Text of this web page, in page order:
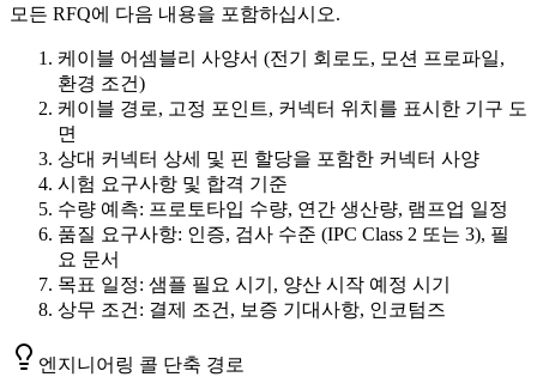
모든 RFQ에 다음 내용을 포함하십시오.
케이블 어셈블리 사양서 (전기 회로도, 모션 프로파일,
환경 조건)
케이블 경로, 고정 포인트, 커넥터 위치를 표시한 기구 도
면
상대 커넥터 상세 및 핀 할당을 포함한 커넥터 사양
시험 요구사항 및 합격 기준
수량 예측: 프로토타입 수량, 연간 생산량, 램프업 일정
품질 요구사항: 인증, 검사 수준 (IPC Class 2 또는 3), 필
요 문서
목표 일정: 샘플 필요 시기, 양산 시작 예정 시기
상무 조건: 결제 조건, 보증 기대사항, 인코텀즈
엔지니어링 콜 단축 경로